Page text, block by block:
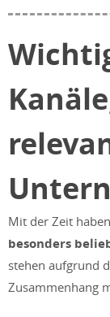
Mit der Zeit
besonders
stehen aufgrund
Zusammenhang